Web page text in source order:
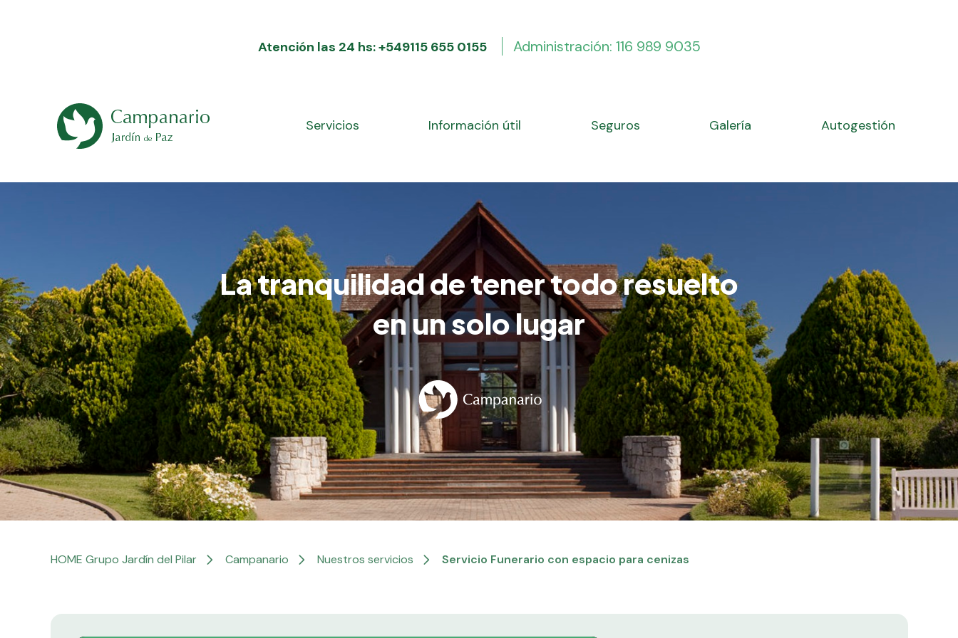
Atención las 24 hs: +549115 655 0155 Administración: 116 989 9035
Servicios Información útil Seguros Galería Autogestión
La tranquilidad de tener todo resuelto
en un solo lugar
HOME Grupo Jardín del Pilar Campanario Nuestros servicios Servicio Funerario con espacio para cenizas